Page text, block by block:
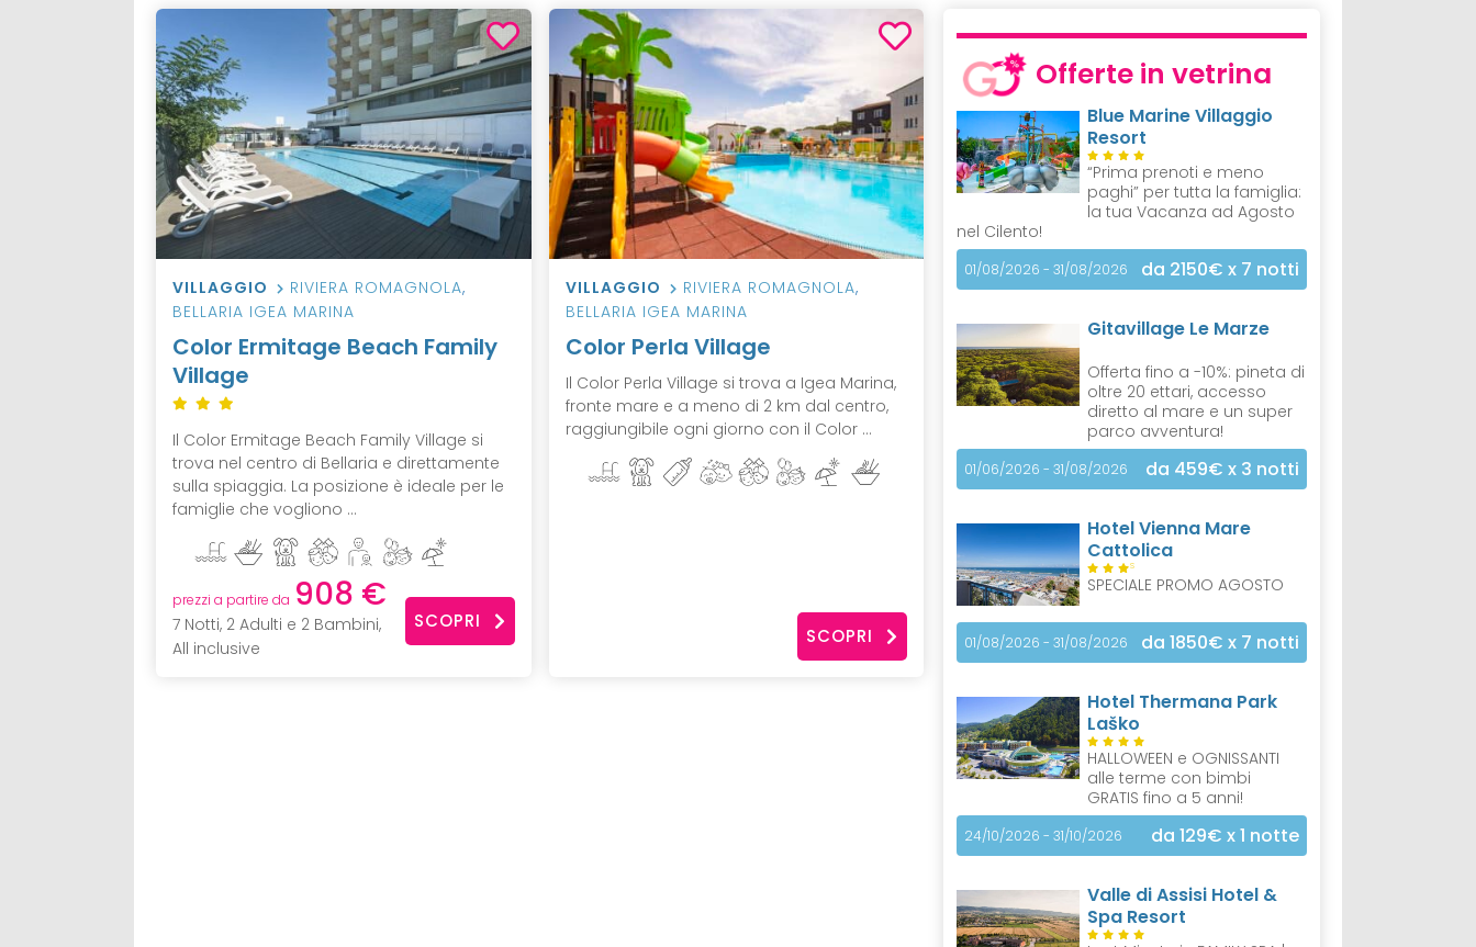
VILLAGGIO RIVIERA ROMAGNOLA,
BELLARIA IGEA MARINA
Color Ermitage Beach Family
Village
Il Color Ermitage Beach Family Village si
trova nel centro di Bellaria e direttamente
sulla spiaggia. La posizione è ideale per le
famiglie che vogliono ...
prezzi a partire da 908 €
7 Notti, 2 Adulti e 2 Bambini,
All inclusive
SCOPRI
VILLAGGIO RIVIERA ROMAGNOLA,
BELLARIA IGEA MARINA
Color Perla Village
Il Color Perla Village si trova a Igea Marina,
fronte mare e a meno di 2 km dal centro,
raggiungibile ogni giorno con il Color ...
SCOPRI
Offerte in vetrina
Blue Marine Villaggio
Resort
“Prima prenoti e meno
paghi” per tutta la famiglia:
la tua Vacanza ad Agosto
nel Cilento!
01/08/2026 - 31/08/2026 da 2150€ x 7 notti
Gitavillage Le Marze
Offerta fino a -10%: pineta di
oltre 20 ettari, accesso
diretto al mare e un super
parco avventura!
01/06/2026 - 31/08/2026 da 459€ x 3 notti
Hotel Vienna Mare
Cattolica
S
SPECIALE PROMO AGOSTO
01/08/2026 - 31/08/2026 da 1850€ x 7 notti
Hotel Thermana Park
Laško
HALLOWEEN e OGNISSANTI
alle terme con bimbi
GRATIS fino a 5 anni!
24/10/2026 - 31/10/2026 da 129€ x 1 notte
Valle di Assisi Hotel &
Spa Resort